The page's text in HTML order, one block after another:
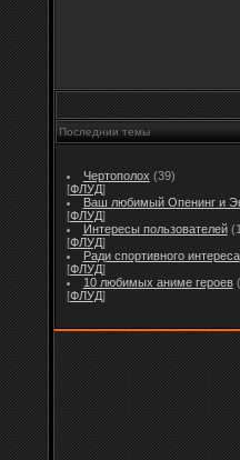
Последнии темы
Чертополох (39)
[ФЛУД]
Ваш любимый Опенинг и
[ФЛУД]
Интересы пользователей
[ФЛУД]
Ради спортивного интереса
[ФЛУД]
10 любимых аниме героев
[ФЛУД]